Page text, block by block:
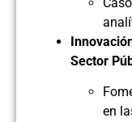
Sector
en